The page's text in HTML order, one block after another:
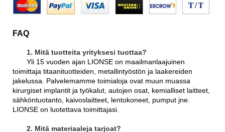
FAQ
1. Mitä tuotteita yrityksesi tuottaa?
Yli 15 vuoden ajan LIONSE on maailmanlaajuinen
toimittaja titaanituotteiden, metallintyöstön ja laakereiden
jakelussa. Palvelemamme toimialoja ovat muun muassa
kirurgiset implantit ja työkalut, autojen osat, kemialliset laitteet,
sähköntuotanto, kaivoslaitteet, lentokoneet, pumput jne.
LIONSE on luotettava toimittajasi.
2. Mitä materiaaleja tarjoat?